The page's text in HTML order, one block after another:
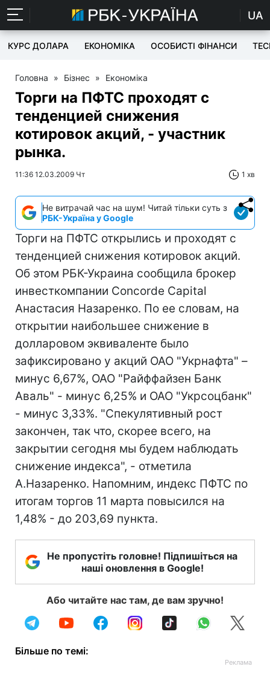
UA
КУРС ДОЛАРА ЕКОНОМІКА ОСОБИСТІ ФІНАНСИ
Головна » Бізнес » Економіка
Торги на ПФТС проходят с
тенденцией снижения
котировок акций, - участник
рынка.
11:36 12.03.2009 Чт 1 хв
Не витрачай час на шум! Читай тільки суть з
РБК-Україна у Google
Торги на ПФТС открылись и проходят с
тенденцией снижения котировок акций.
Об этом РБК-Украина сообщила брокер
инвесткомпании Concorde Capital
Анастасия Назаренко. По ее словам, на
открытии наибольшее снижение в
долларовом эквиваленте было
зафиксировано у акций ОАО "Укрнафта" –
минус 6,67%, ОАО "Райффайзен Банк
Аваль" - минус 6,25% и ОАО "Укрсоцбанк"
- минус 3,33%. "Спекулятивный рост
закончен, так что, скорее всего, на
закрытии сегодня мы будем наблюдать
снижение индекса", - отметила
А.Назаренко. Напомним, индекс ПФТС по
итогам торгов 11 марта повысился на
1,48% - до 203,69 пункта.
Не пропустіть головне! Підпишіться на
наші оновлення в Google!
Або читайте нас там, де вам зручно!
Більше по темі: